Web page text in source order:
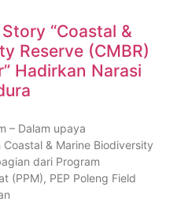
“Coastal &
Reserve (CMBR)
Hadirkan Narasi
– Dalam upaya
& Marine Biodiversity
dari Program
(PPM), PEP Poleng Field